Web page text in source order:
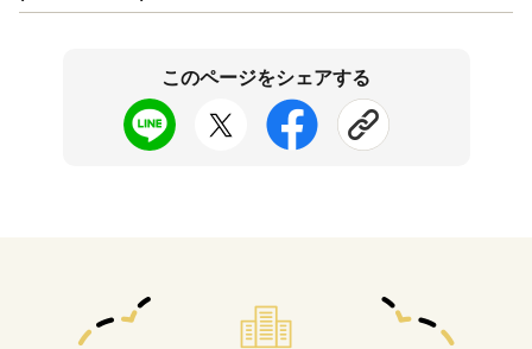
このページをシェアする